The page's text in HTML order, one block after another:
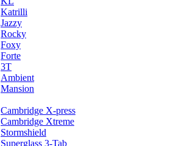
Katrilli
Jazzy
Rocky
Foxy
Forte
3T
Ambient
Mansion
Cambridge X-press
Cambridge Xtreme
Stormshield
Superglass 3-Tab